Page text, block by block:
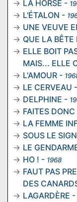
LA HORSE -
L'ÉTALON -
UNE VEUVE
QUE LA BÊTE
ELLE BOIT
MAIS... ELLE
L'AMOUR -
LE CERVEAU -
DELPHINE -
FAITES
LA FEMME
SOUS LE
LE
HO ! - 1968
FAUT PAS
DES
LAGARDÈRE -